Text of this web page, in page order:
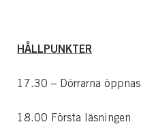
HÅLLPUNKTER
17.30 – Dörrarna öppnas
18.00 Första läsningen